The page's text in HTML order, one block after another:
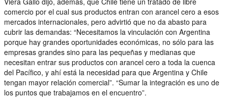
comercio por el cual sus productos entran con arancel cero a esos
mercados internacionales, pero advirtió que no da abasto para
cubrir las demandas: “Necesitamos la vinculación con Argentina
porque hay grandes oportunidades económicas, no sólo para las
empresas grandes sino para las pequeñas y medianas que
necesitan entrar sus productos con arancel cero a toda la cuenca
del Pacífico, y ahí está la necesidad para que Argentina y Chile
tengan mayor relación comercial”. “Sumar la integración es uno de
los puntos que trabajamos en el encuentro”.